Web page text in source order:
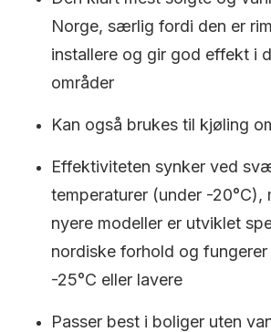
Norge, særlig fordi den er
installere og gir god effekt i
områder
Kan også brukes til kjøling
Effektiviteten synker ved
temperaturer (under -20°C),
nyere modeller er utviklet
nordiske forhold og
-25°C eller lavere
Passer best i boliger uten